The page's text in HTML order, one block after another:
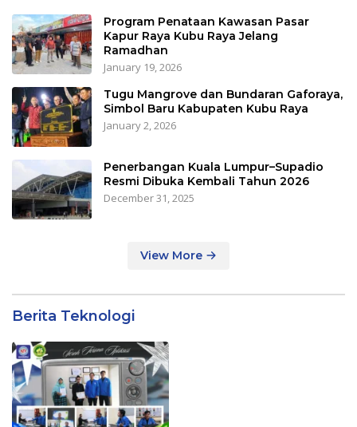
Program Penataan Kawasan Pasar
Kapur Raya Kubu Raya Jelang
Ramadhan
January 19, 2026
Tugu Mangrove dan Bundaran Gaforaya,
Simbol Baru Kabupaten Kubu Raya
January 2, 2026
Penerbangan Kuala Lumpur–Supadio
Resmi Dibuka Kembali Tahun 2026
December 31, 2025
View More
Berita Teknologi